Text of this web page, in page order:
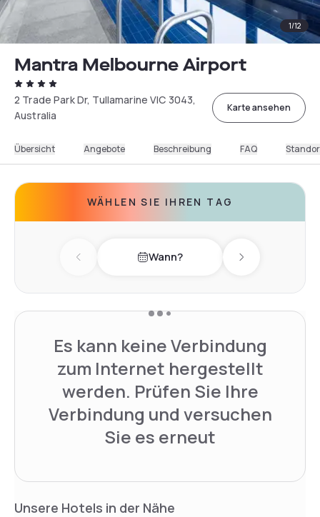
1/12
Mantra Melbourne Airport
2 Trade Park Dr, Tullamarine VIC 3043,
Australia
Karte ansehen
Übersicht Angebote Beschreibung FAQ
WÄHLEN SIE IHREN TAG
Previous day Wann? Next day
Es kann keine Verbindung
zum Internet hergestellt
werden. Prüfen Sie Ihre
Verbindung und versuchen
Sie es erneut
Unsere Hotels in der Nähe